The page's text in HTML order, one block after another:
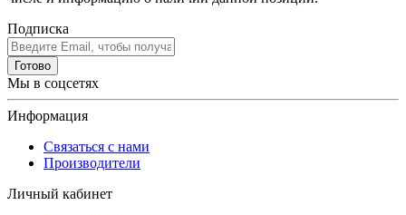
Подписка
Готово
Мы в соцсетях
Информация
Связаться с нами
Производители
Личный кабинет